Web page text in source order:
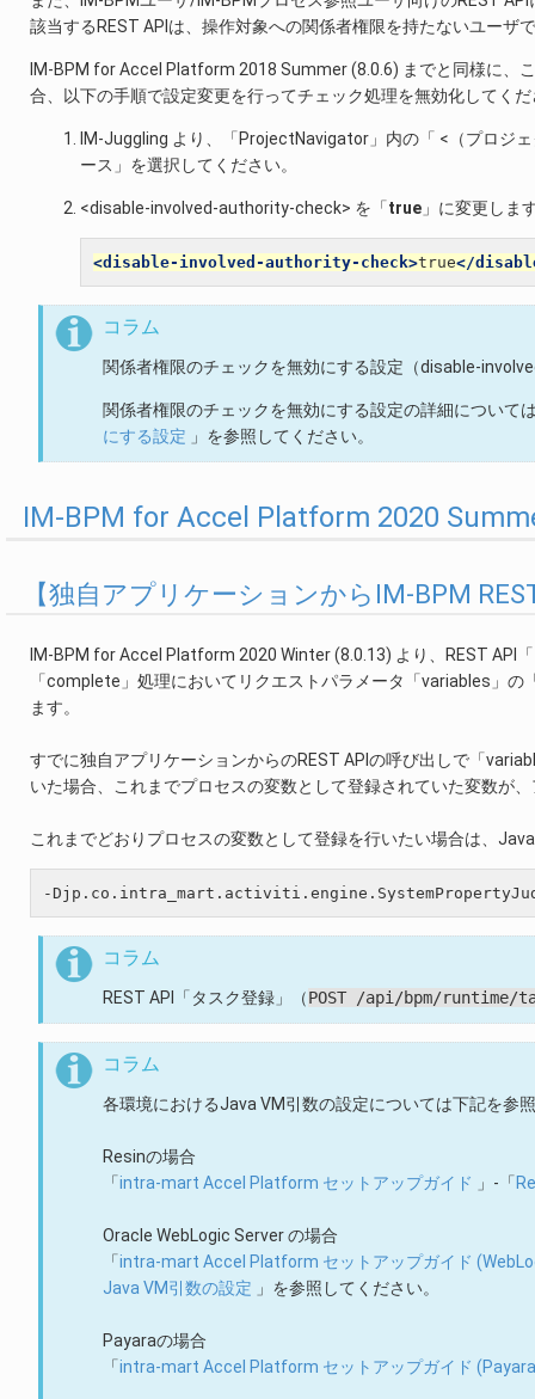
該当するREST APIは、操作対象への関係者権限を持たないユーザ
IM-BPM for Accel Platform 2018 Summer (8.0.6) までと同様に、
合、以下の手順で設定変更を行ってチェック処理を無効化してく
IM-Juggling より、「ProjectNavigator」内の「 <（プロジ
ース」を選択してください。
<disable-involved-authority-check> を「true 」に変更しま
<disable-involved-authority-check>true</
コラム
関係者権限のチェックを無効にする設定（disable-
関係者権限のチェックを無効にする設定の詳細について
にする設定 」を参照してください。
IM-BPM for Accel Platform 2020
【独自アプリケーションからIM-BPM
IM-BPM for Accel Platform 2020 Winter (8.0.13) より、REST API
「complete」処理においてリクエストパラメータ「variables」の
ます。
すでに独自アプリケーションからのREST APIの呼び出しで「
いた場合、これまでプロセスの変数として登録されていた変数が
これまでどおりプロセスの変数として登録を行いたい場合は、
コラム
REST API「タスク登録」（POST /api/bpm/runtime/
コラム
各環境におけるJava VM引数の設定については下記を参
Resinの場合
「intra-mart Accel Platform セットアップガイド 」-「
Oracle WebLogic Server の場合
「intra-mart Accel Platform セットアップガイド
Java VM引数の設定 」を参照してください。
Payaraの場合
「intra-mart Accel Platform セットアップガイド